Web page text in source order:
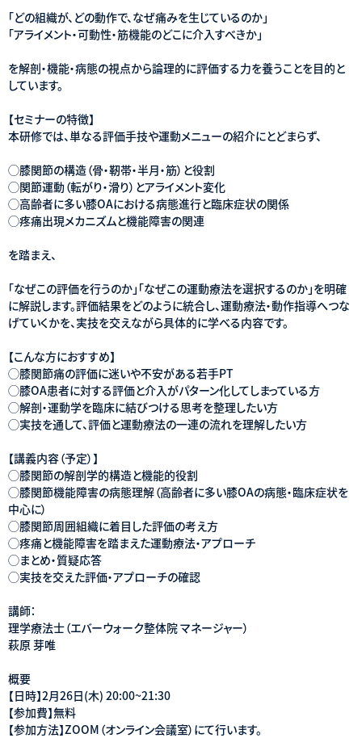
「どの組織が、どの動作で、なぜ痛みを生じているのか」
「アライメント・可動性・筋機能のどこに介入すべきか」
を解剖・機能・病態の視点から論理的に評価する力を養うことを目的と
しています。
【セミナーの特徴】
本研修では、単なる評価手技や運動メニューの紹介にとどまらず、
◯膝関節の構造（骨・靭帯・半月・筋）と役割
◯関節運動（転がり・滑り）とアライメント変化
◯高齢者に多い膝OAにおける病態進行と臨床症状の関係
◯疼痛出現メカニズムと機能障害の関連
を踏まえ、
「なぜこの評価を行うのか」「なぜこの運動療法を選択するのか」を明確
に解説します。評価結果をどのように統合し、運動療法・動作指導へつな
げていくかを、実技を交えながら具体的に学べる内容です。
【こんな方におすすめ】
◯膝関節痛の評価に迷いや不安がある若手PT
◯膝OA患者に対する評価と介入がパターン化してしまっている方
◯解剖・運動学を臨床に結びつける思考を整理したい方
◯実技を通して、評価と運動療法の一連の流れを理解したい方
【講義内容（予定）】
◯膝関節の解剖学的構造と機能的役割
◯膝関節機能障害の病態理解（高齢者に多い膝OAの病態・臨床症状を
中心に）
◯膝関節周囲組織に着目した評価の考え方
◯疼痛と機能障害を踏まえた運動療法・アプローチ
◯まとめ・質疑応答
◯実技を交えた評価・アプローチの確認
講師：
理学療法士（エバーウォーク整体院 マネージャー）
萩原 芽唯
概要
【日時】2月26日(木) 20:00~21:30
【参加費】無料
【参加方法】ZOOM（オンライン会議室）にて行います。